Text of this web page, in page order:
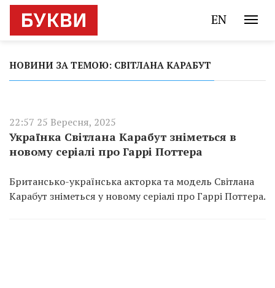
EN
НОВИНИ ЗА ТЕМОЮ: СВІТЛАНА КАРАБУТ
22:57 25 Вересня, 2025
Українка Світлана Карабут зніметься в
новому серіалі про Гаррі Поттера
Британсько-українська акторка та модель Світлана
Карабут зніметься у новому серіалі про Гаррі Поттера.